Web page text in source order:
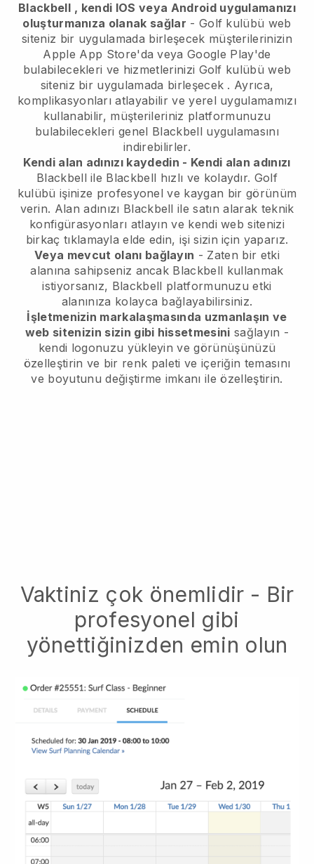
Blackbell , kendi IOS veya Android uygulamanızı
oluşturmanıza olanak sağlar - Golf kulübü web
siteniz bir uygulamada birleşecek müşterilerinizin
Apple App Store'da veya Google Play'de
bulabilecekleri ve hizmetlerinizi Golf kulübü web
siteniz bir uygulamada birleşecek . Ayrıca,
komplikasyonları atlayabilir ve yerel uygulamamızı
kullanabilir, müşterileriniz platformunuzu
bulabilecekleri genel Blackbell uygulamasını
indirebilirler.
Kendi alan adınızı kaydedin - Kendi alan adınızı
Blackbell ile Blackbell hızlı ve kolaydır. Golf
kulübü işinize profesyonel ve kaygan bir görünüm
verin. Alan adınızı Blackbell ile satın alarak teknik
konfigürasyonları atlayın ve kendi web sitenizi
birkaç tıklamayla elde edin, işi sizin için yaparız.
Veya mevcut olanı bağlayın - Zaten bir etki
alanına sahipseniz ancak Blackbell kullanmak
istiyorsanız, Blackbell platformunuzu etki
alanınıza kolayca bağlayabilirsiniz.
İşletmenizin markalaşmasında uzmanlaşın ve
web sitenizin sizin gibi hissetmesini sağlayın -
kendi logonuzu yükleyin ve görünüşünüzü
özelleştirin ve bir renk paleti ve içeriğin temasını
ve boyutunu değiştirme imkanı ile özelleştirin.
Vaktiniz çok önemlidir - Bir
profesyonel gibi
yönettiğinizden emin olun